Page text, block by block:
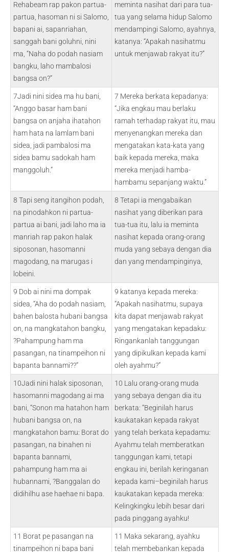
Rehabeam rap pakon partua-
partua, hasoman ni si Salomo,
bapani ai, sapanriahan,
sanggah bani goluhni, nini
ma, “Naha do podah nasiam
bangku, laho mambalosi
bangsa on?”
meminta nasihat dari para tua-
tua yang selama hidup Salomo
mendampingi Salomo, ayahnya,
katanya: “Apakah nasihatmu
untuk menjawab rakyat itu?”
7Jadi nini sidea ma hu bani,
“Anggo basar ham bani
bangsa on anjaha ihatahon
ham hata na lamlam bani
sidea, jadi pambalosi ma
sidea bamu sadokah ham
manggoluh.”
7 Mereka berkata kepadanya:
“Jika engkau mau berlaku
ramah terhadap rakyat itu, mau
menyenangkan mereka dan
mengatakan kata-kata yang
baik kepada mereka, maka
mereka menjadi hamba-
hambamu sepanjang waktu.”
8 Tapi seng itangihon podah,
na pinodahkon ni partua-
partua ai bani, jadi laho ma ia
manriah rap pakon halak
siposonan, hasomanni
magodang, na marugas i
lobeini.
8 Tetapi ia mengabaikan
nasihat yang diberikan para
tua-tua itu, lalu ia meminta
nasihat kepada orang-orang
muda yang sebaya dengan dia
dan yang mendampinginya,
9 Dob ai nini ma dompak
sidea, “Aha do podah nasiam,
bahen balosta hubani bangsa
on, na mangkatahon bangku,
?Pahampung ham ma
pasangan, na tinampeihon ni
bapanta bannami??”
9 katanya kepada mereka:
“Apakah nasihatmu, supaya
kita dapat menjawab rakyat
yang mengatakan kepadaku:
Ringankanlah tanggungan
yang dipikulkan kepada kami
oleh ayahmu?”
10Jadi nini halak siposonan,
hasomanni magodang ai ma
bani, “Sonon ma hatahon ham
hubani bangsa on, na
mangkatahon bamu: Borat do
pasangan, na binahen ni
bapanta bannami,
pahampung ham ma ai
hubannami, ?Banggalan do
didihilhu ase haehae ni bapa.
10 Lalu orang-orang muda
yang sebaya dengan dia itu
berkata: “Beginilah harus
kaukatakan kepada rakyat
yang telah berkata kepadamu:
Ayahmu telah memberatkan
tanggungan kami, tetapi
engkau ini, berilah keringanan
kepada kami–beginilah harus
kaukatakan kepada mereka:
Kelingkingku lebih besar dari
pada pinggang ayahku!
11 Borat pe pasangan na
tinampeihon ni bapa bani
11 Maka sekarang, ayahku
telah membebankan kepada